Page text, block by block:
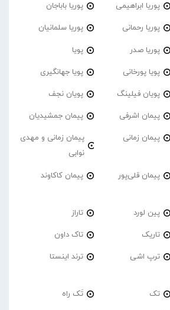
پوریا ابراهیمی پوریا باباجان
پوریا رحمانی پوریا سلمانیان
پوریا صدر پویا
پویا پورخانی پویا جهانگیری
پویان فیلینگ پویان نجف
پیمان اشرفی پیمان جمشیدیان
پیمان زمانی
پیمان زمانی و مهدی
نوابی
پیمان قلی‌پور پیمان کاکاوند
پین لورد تاراز
تاریک تاک داون
ترپ اشی ترند اینستا
تک تَک راه